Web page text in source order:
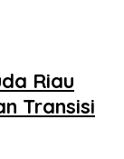
Riau
Transisi